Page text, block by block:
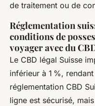
de traitement ou de
Réglementation
conditions de
voyager avec du
Le CBD légal Suisse
inférieur à 1 %,
réglementation CBD
ligne est sécurisé,